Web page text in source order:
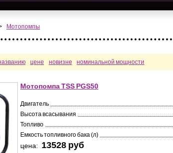
Мотопомпы
цене новизне номинальной мощности
Мотопомпа TSS PGS50
Двигатель
Высота всасывания
Топливо
Емкость топливного бака (л)
цена: 13528 pуб